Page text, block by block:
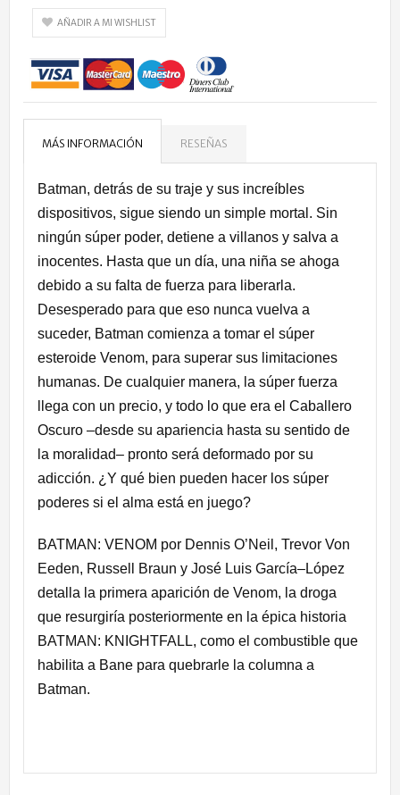
AÑADIR A MI WISHLIST
MÁS INFORMACIÓN RESEÑAS
Batman, detrás de su traje y sus increíbles
dispositivos, sigue siendo un simple mortal. Sin
ningún súper poder, detiene a villanos y salva a
inocentes. Hasta que un día, una niña se ahoga
debido a su falta de fuerza para liberarla.
Desesperado para que eso nunca vuelva a
suceder, Batman comienza a tomar el súper
esteroide Venom, para superar sus limitaciones
humanas. De cualquier manera, la súper fuerza
llega con un precio, y todo lo que era el Caballero
Oscuro –desde su apariencia hasta su sentido de
la moralidad– pronto será deformado por su
adicción. ¿Y qué bien pueden hacer los súper
poderes si el alma está en juego?
BATMAN: VENOM por Dennis O’Neil, Trevor Von
Eeden, Russell Braun y José Luis García–López
detalla la primera aparición de Venom, la droga
que resurgiría posteriormente en la épica historia
BATMAN: KNIGHTFALL, como el combustible que
habilita a Bane para quebrarle la columna a
Batman.